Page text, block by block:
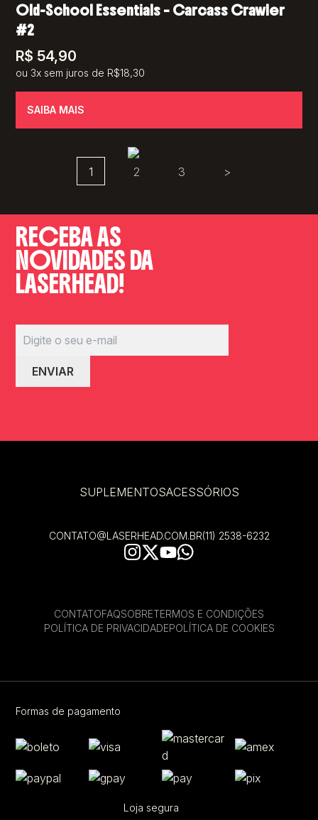
Old-School Essentials – Carcass Crawler
#2
R$ 54,90
ou 3x sem juros de R$18,30
SAIBA MAIS
1 2 3 >
RECEBA AS
NOVIDADES DA
LASERHEAD!
SUPLEMENTOSACESSÓRIOS
CONTATO@LASERHEAD.COM.BR(11) 2538-6232
CONTATOFAQSOBRETERMOS E CONDIÇÕES
POLÍTICA DE PRIVACIDADEPOLÍTICA DE COOKIES
Formas de pagamento
Loja segura